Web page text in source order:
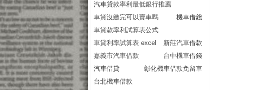
汽車貸款率利最低銀行推薦
車貸沒繳完可以賣車嗎
機車借錢
車貸款率利試算表公式
車貸利率試算表 excel
新莊汽車借款
嘉義市汽車借款
台中機車借錢
汽車借貸
彰化機車借款免留車
台北機車借款